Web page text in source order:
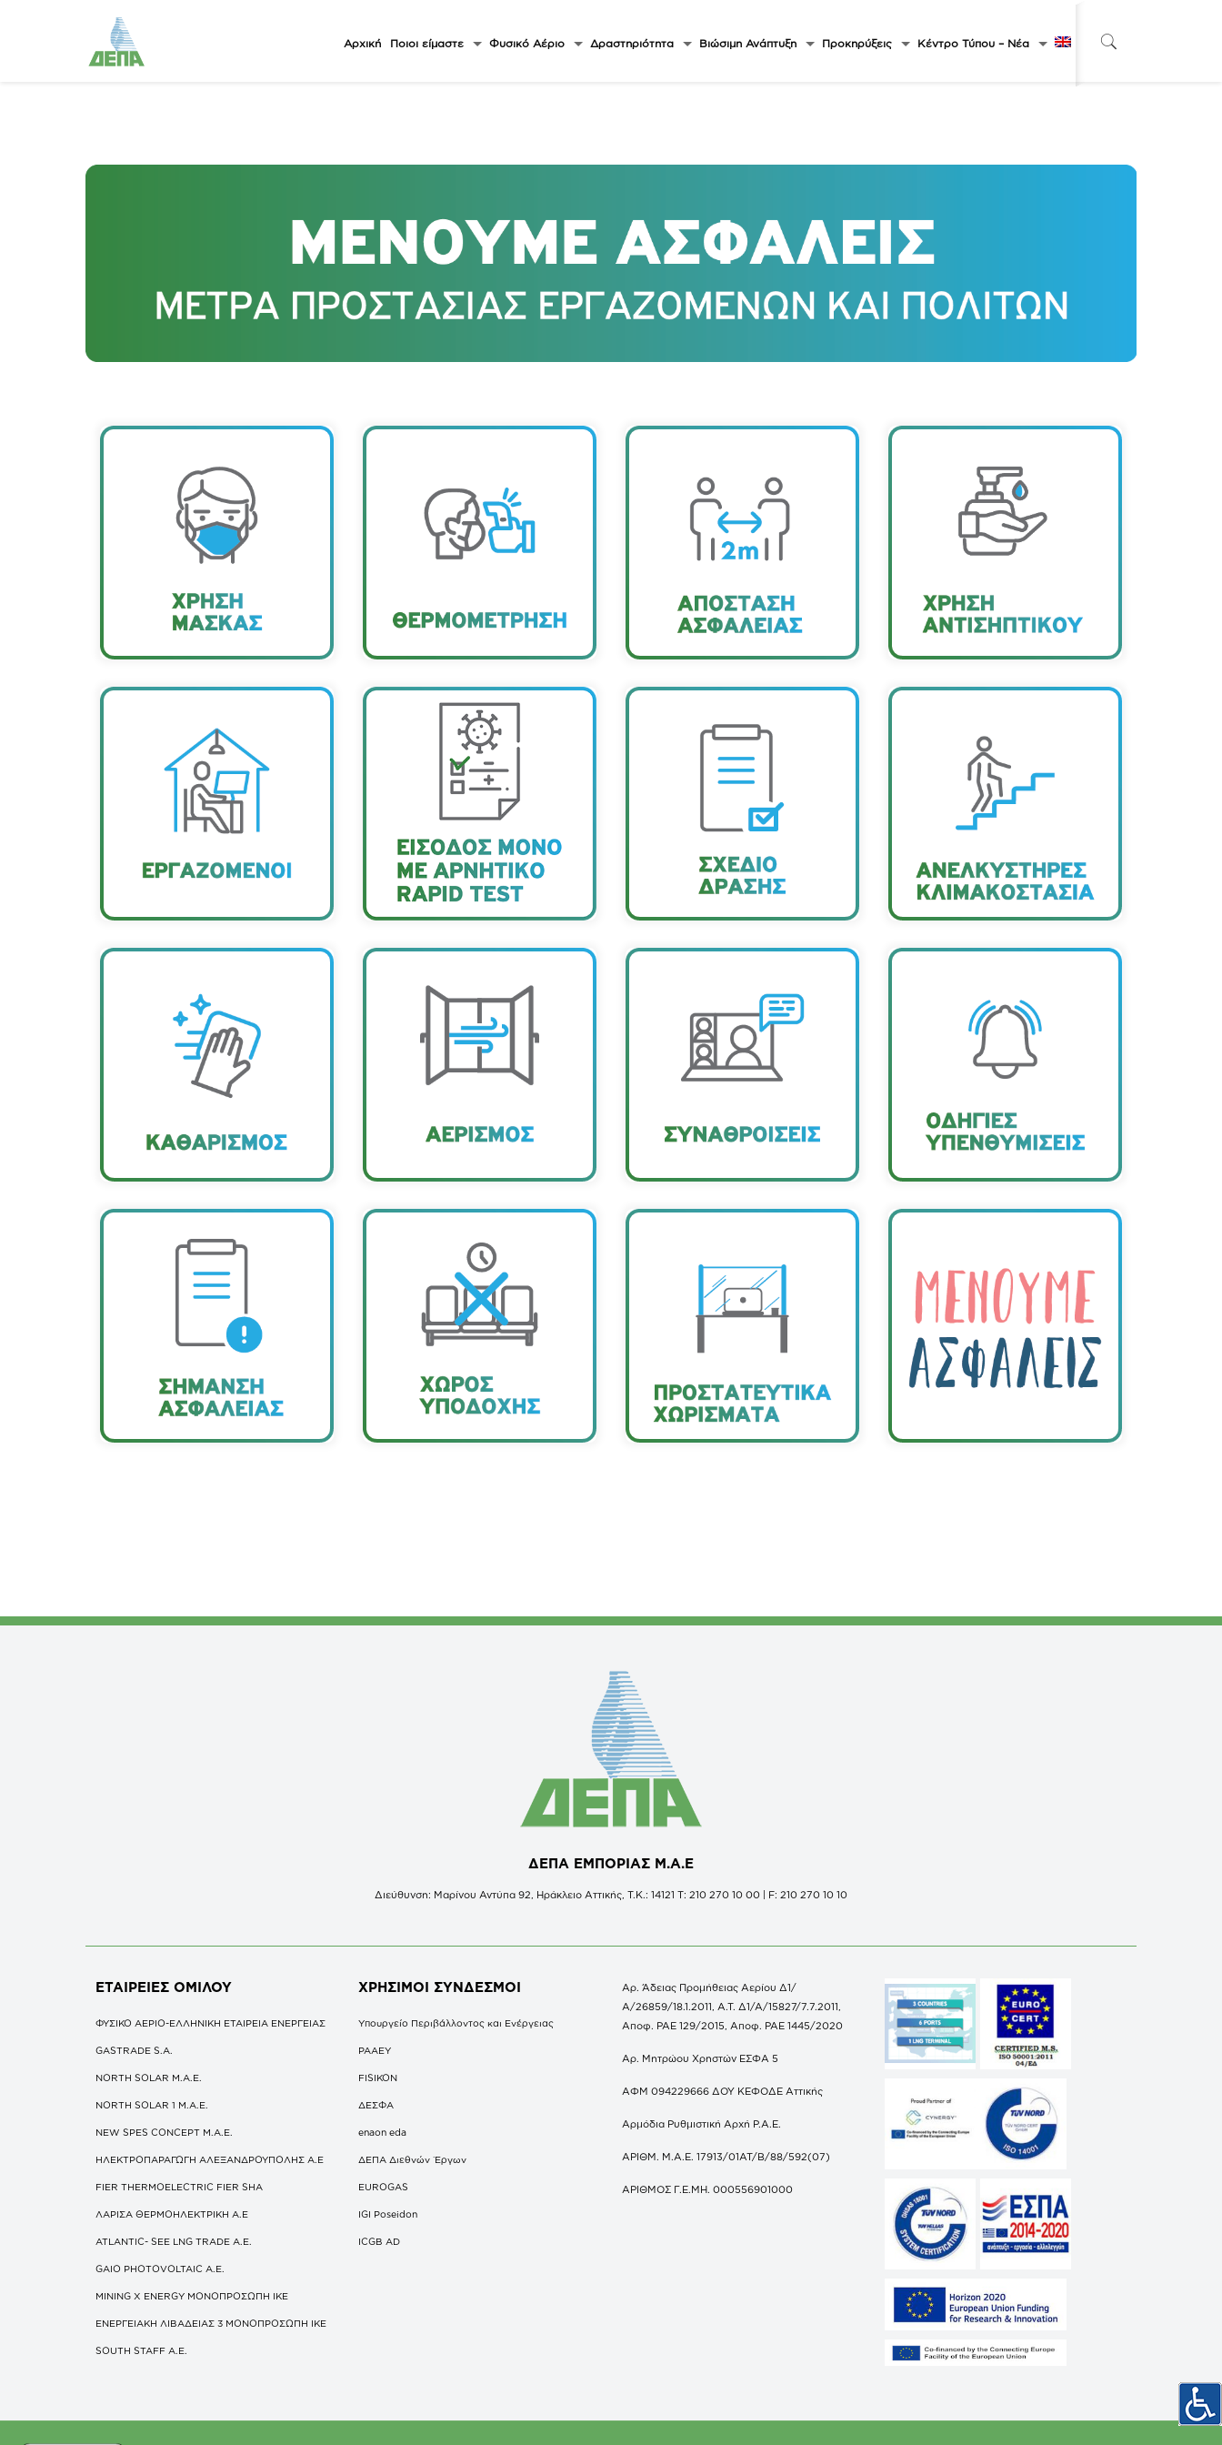
Αρχική Ποιοι είμαστε Φυσικό Αέριο Δραστηριότητα Βιώσιμη Ανάπτυξη Προκηρύξεις Κέντρο Τύπου – Νέα
Η χρήση προστατευτικής
µάσκας είναι πλέον
υποχρεωτική σε όλους
τους χώρους της Εταιρείας,
για όλους τους
επισκέπτες.
εργαζόμενο
πραγµατοποιείται στην
είσοδο του κτηρίου, µε
σεβασµό στην προστασία
Κρατάµε σχολαστικά
απόσταση 1,5µ. κατά την
παραµονή στους χώρους
Έχουµε εγκαταστήσει
σταθµό αντισηψίας στην
είσοδο και είναι
υποχρεωτική η χρήση
αντισηπτικού χεριών για
κτήριο.
Εφαρµόζεται πρόγραµµα τηλεργασίας,
ενώ δεν πραγµατοποιούνται
υπηρεσιακά ταξίδια καθώς και
συµµετοχές των εργαζόµενων σε
συνέδρια, ηµερίδες, εκδηλώσεις µε
φυσική παρουσία. Παράλληλα,
διενεργούνται συχνά τεστ COVID-19
Η ΔΕΠΑ συνεργάζεται με
διαγνωστικό κέντρο προκειμένου
να γίνονται δωρεάν rapid test σε
όλους τους επισκέπτες πριν την
είσοδό τους στο κτήριο και στους
χρονικά διαστήματα.
Η εταιρεία διαθέτει Σχέδιο
∆ιαχείρισης Ύποπτου
Κρούσµατος & εκτίµηση
COVID-19, ενώ υπάρχει συνεχής
παρακολούθηση και ενηµέρωση
Συνιστάται η χρήση της
σκάλας ενώ σε κάθε
περίπτωση η χρήση
ανελκυστήρων θα πρέπει
να γίνεται από ένα (1) µόνο
Όλοι οι χώροι και οι
επιφάνειες καθαρίζονται
καθηµερινά µε
απορρυπαντικά και
απολυµαντικά προϊόντα,
ενώ πραγµατοποιείται
Οι χώροι µας αερίζονται
διαρκώς από ανοιχτά
παράθυρα, ακόµη και όταν
τα κλιµατιστικά είναι σε
Η επικοινωνία και οι συνεργασίες, ακόµη
και εντός Εταιρείας, γίνονται µε
εναλλακτικους τρόπους όπως
τηλέφωνο, email, τηλεδιάσκεψη.
Αποφεύγουµε τις επισκέψεις στα
Επαναλαµβάνουµε τακτικά
την ενηµέρωση µε οδηγίες
για τηλεργασία και τα
απαραίτητα µέτρα
Αναζητήστε εντός του
κτηρίου τις ειδικές
σηµάνσεις µε τις
αναλυτικές οδηγίες
Στον χώρο υποδοχής
επιτρέπεται η παραµονή
ενός (1) ατόµου τη φορά.
καθώς και σε όλα τα
γραφεία των εργαζόµενων
που εξυπηρετούν κοινό
χωρίσµατα.
ΔΕΠΑ ΕΜΠΟΡΙΑΣ Μ.Α.Ε
Διεύθυνση: Μαρίνου Αντύπα 92, Ηράκλειο Αττικής, Τ.Κ.: 14121 Τ: 210 270 10 00 | F: 210 270 10 10
ΕΤΑΙΡΕΙΕΣΟΜΙΛΟΥ
ΦΥΣΙΚΟ ΑΕΡΙΟ-ΕΛΛΗΝΙΚΗ ΕΤΑΙΡΕΙΑ ΕΝΕΡΓΕΙΑΣ
GASTRADE S.A.
NORTH SOLAR M.Α.Ε.
NORTH SOLAR 1 M.Α.Ε.
NEW SPES CONCEPT Μ.Α.Ε.
ΗΛΕΚΤΡΟΠΑΡΑΓΩΓΗ ΑΛΕΞΑΝΔΡΟΥΠΟΛΗΣ A.E
FIER THERMOELECTRIC FIER SHA
ΛΑΡΙΣΑ ΘΕΡΜΟΗΛΕΚΤΡΙΚΗ A.E
ATLANTIC- SEE LNG TRADE A.E.
GAIO PHOTOVOLTAIC Α.Ε.
MINING X ENERGY ΜΟΝΟΠΡΟΣΩΠΗ ΙΚΕ
ΕΝΕΡΓΕΙΑΚΗ ΛΙΒΑΔΕΙΑΣ 3 ΜΟΝΟΠΡΟΣΩΠΗ ΙΚΕ
SOUTH STAFF Α.Ε.
ΧΡΗΣΙΜΟΙ ΣΥΝΔΕΣΜΟΙ
Υπουργείο Περιβάλλοντος και Ενέργειας
ΡΑΑΕΥ
FISIKON
ΔΕΣΦΑ
enaon eda
ΔΕΠΑ Διεθνών Έργων
EUROGAS
IGI Poseidon
ICGB AD
Αρ. Άδειας Προμήθειας Αερίου Δ1/
Α/26859/18.1.2011, Α.Τ. Δ1/Α/15827/7.7.2011,
Αποφ. ΡΑΕ 129/2015, Αποφ. ΡΑΕ 1445/2020
Αρ. Μητρώου Χρηστών ΕΣΦΑ 5
ΑΦΜ 094229666 ΔΟΥ ΚΕΦΟΔΕ Αττικής
Αρμόδια Ρυθμιστική Αρχή Ρ.Α.Ε.
ΑΡΙΘΜ. Μ.Α.Ε. 17913/01ΑΤ/Β/88/592(07)
ΑΡΙΘΜΟΣ Γ.Ε.ΜΗ. 000556901000